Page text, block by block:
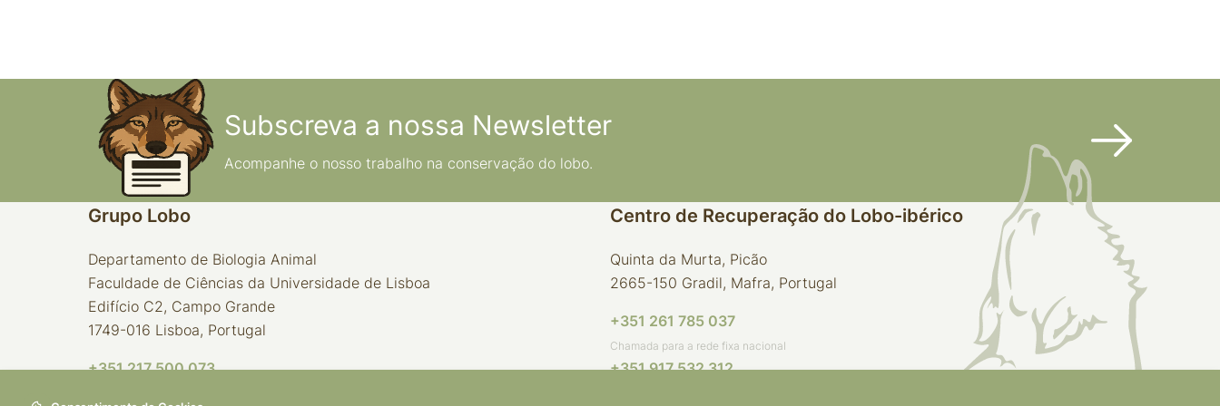
Subscreva a nossa Newsletter
Acompanhe o nosso trabalho na conservação do lobo.
Grupo Lobo
Departamento de Biologia Animal
Faculdade de Ciências da Universidade de Lisboa
Edifício C2, Campo Grande
1749-016 Lisboa, Portugal
+351 217 500 073
Centro de Recuperação do Lobo-ibérico
Quinta da Murta, Picão
2665-150 Gradil, Mafra, Portugal
+351 261 785 037
Chamada para a rede fixa nacional
+351 917 532 312